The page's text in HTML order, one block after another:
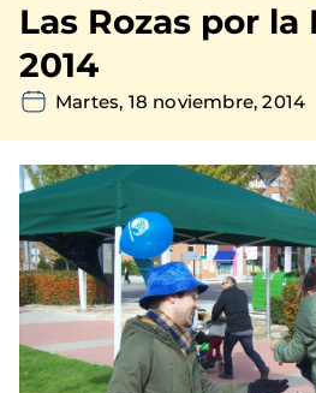
Las Rozas por
2014
Martes, 18 noviembre, 2014